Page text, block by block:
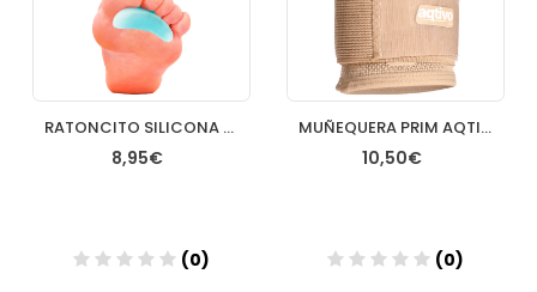
RATONCITO SILICONA CON ANILLO DEDOS MARTILLO COMFORSIL T GDE 2 U (DCHO E IZQ)
8,95€
(0)
MUÑEQUERA PRIM AQTIVO SKIN ELASTICA ENVOLVENTE TALLA UNICA
10,50€
(0)